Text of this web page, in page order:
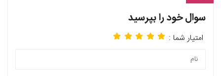
سوال خود را بپرسید
امتیار شما :